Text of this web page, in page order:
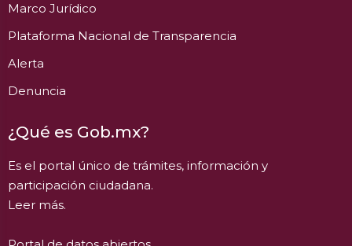
Marco Jurídico
Plataforma Nacional de Transparencia
Alerta
Denuncia
¿Qué es Gob.mx?
Es el portal único de trámites, información y
participación ciudadana.
Leer más.